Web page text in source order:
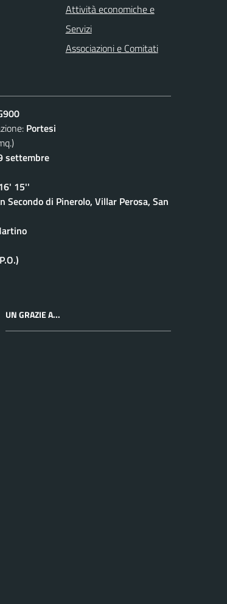
Attività economiche e
Servizi
Associazioni e Comitati
Portesi
settembre
15''
Secondo di Pinerolo, Villar Perosa, San
UN GRAZIE A...